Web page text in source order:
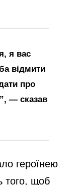
я вас
відмити
про
— сказав
героїнею
того, щоб